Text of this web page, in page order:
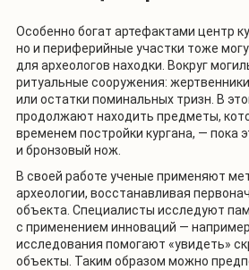
Особенно богат артефактами центр
но и периферийные участки тоже
для археологов находки. Вокруг
ритуальные сооружения:
или остатки поминальных тризн. В
продолжают находить предметы,
временем постройки кургана, — пока
и бронзовый нож.
В своей работе ученые применяют
археологии, восстанавливая
объекта. Специалисты исследуют
с применением инноваций —
исследования помогают «увидеть»
объекты. Таким образом можно